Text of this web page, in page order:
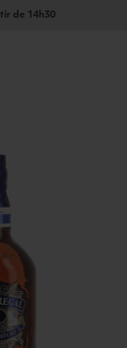
de 14h30